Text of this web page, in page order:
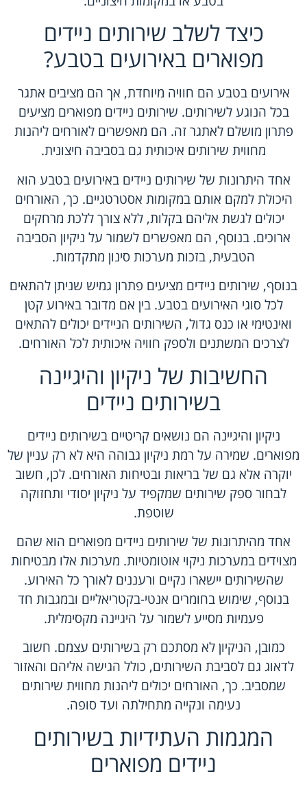
כיצד לשלב שירותים ניידים
מפוארים באירועים בטבע?
אירועים בטבע הם חוויה מיוחדת, אך הם מציבים אתגר
בכל הנוגע לשירותים. שירותים ניידים מפוארים מציעים
פתרון מושלם לאתגר זה. הם מאפשרים לאורחים ליהנות
מחווית שירותים איכותית גם בסביבה חיצונית.
אחד היתרונות של שירותים ניידים באירועים בטבע הוא
היכולת למקם אותם במקומות אסטרטגיים. כך, האורחים
יכולים לגשת אליהם בקלות, ללא צורך ללכת מרחקים
ארוכים. בנוסף, הם מאפשרים לשמור על ניקיון הסביבה
הטבעית, בזכות מערכות סינון מתקדמות.
בנוסף, שירותים ניידים מציעים פתרון גמיש שניתן להתאים
לכל סוגי האירועים בטבע. בין אם מדובר באירוע קטן
ואינטימי או כנס גדול, השירותים הניידים יכולים להתאים
לצרכים המשתנים ולספק חוויה איכותית לכל האורחים.
החשיבות של ניקיון והיגיינה
בשירותים ניידים
ניקיון והיגיינה הם נושאים קריטיים בשירותים ניידים
מפוארים. שמירה על רמת ניקיון גבוהה היא לא רק עניין של
יוקרה אלא גם של בריאות ובטיחות האורחים. לכן, חשוב
לבחור ספק שירותים שמקפיד על ניקיון יסודי ותחזוקה
שוטפת.
אחד מהיתרונות של שירותים ניידים מפוארים הוא שהם
מצוידים במערכות ניקוי אוטומטיות. מערכות אלו מבטיחות
שהשירותים יישארו נקיים ורעננים לאורך כל האירוע.
בנוסף, שימוש בחומרים אנטי-בקטריאליים ובמגבות חד
פעמיות מסייע לשמור על היגיינה מקסימלית.
כמובן, הניקיון לא מסתכם רק בשירותים עצמם. חשוב
לדאוג גם לסביבת השירותים, כולל הגישה אליהם והאזור
שמסביב. כך, האורחים יכולים ליהנות מחווית שירותים
נעימה ונקייה מתחילתה ועד סופה.
המגמות העתידיות בשירותים
ניידים מפוארים